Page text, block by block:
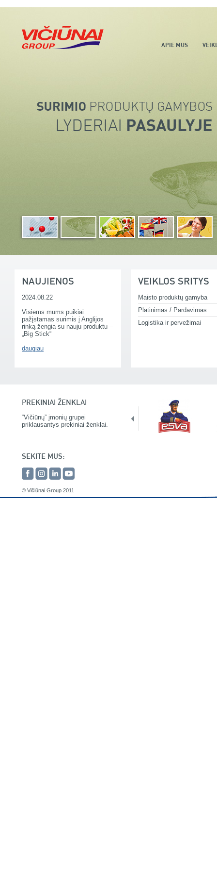
APIE MUS
NAUJIENOS
2024.08.22
Visiems mums puikiai
pažįstamas surimis į Anglijos
rinką žengia su nauju produktu –
„Big Stick“
daugiau
VEIKLOS SRITYS
Maisto produktų gamyba
Platinimas / Pardavimas
Logistika ir pervežimai
PREKINIAI ŽENKLAI
“Vičiūnų” įmonių grupei
priklausantys prekiniai ženklai.
SEKITE MUS:
© Vičiūnai Group 2011